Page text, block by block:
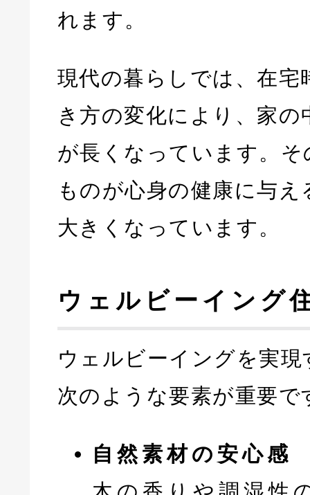
れます。
現代の暮らしでは、在宅
き方の変化により、家の
が長くなっています。
ものが心身の健康に与え
大きくなっています。
ウェルビーイング
ウェルビーイングを実
次のような要素が重要で
自然素材の安心感